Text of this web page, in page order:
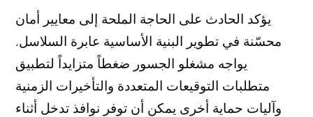
يؤكد الحادث على الحاجة الملحة إلى معايير أمان
محسّنة في تطوير البنية الأساسية عابرة السلاسل.
يواجه مشغلو الجسور ضغطاً متزايداً لتطبيق
متطلبات التوقيعات المتعددة والتأخيرات الزمنية
وآليات حماية أخرى يمكن أن توفر نوافذ تدخل أثناء